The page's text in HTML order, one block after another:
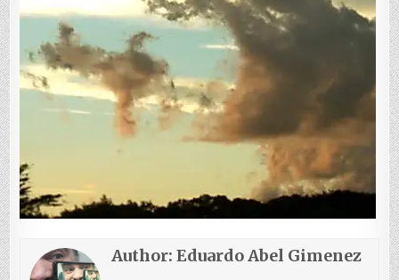
Author:Eduardo Abel Gimenez